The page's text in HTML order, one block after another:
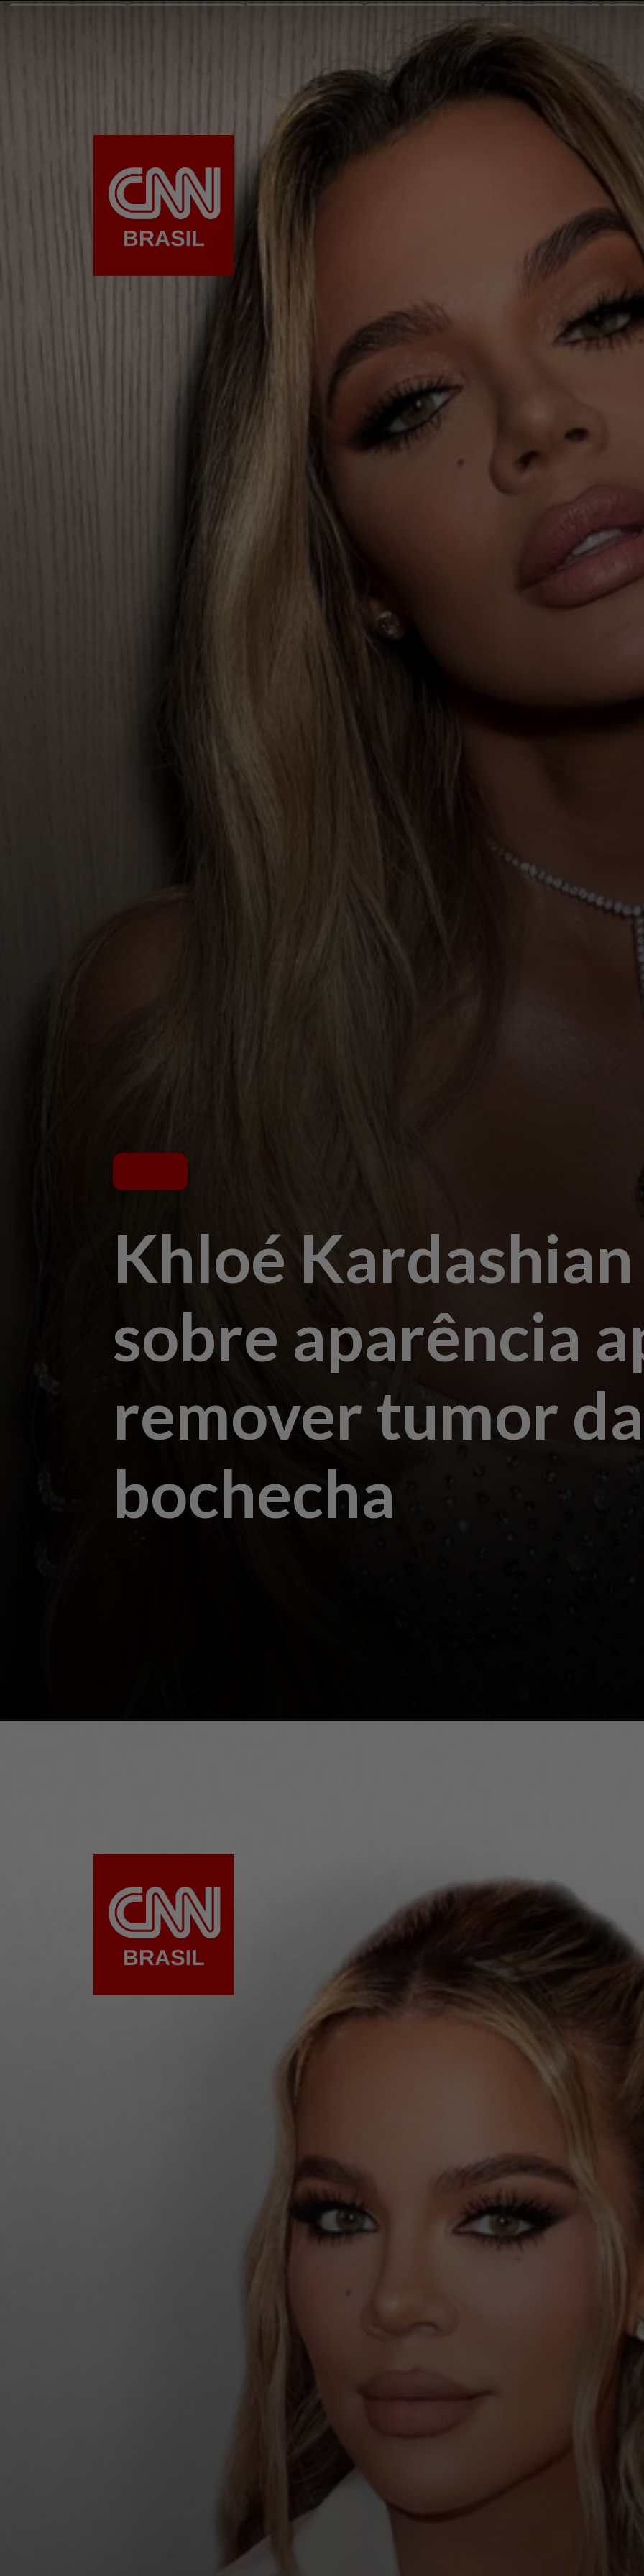
Khloé
sobre aparência
remover tumor da
bochecha